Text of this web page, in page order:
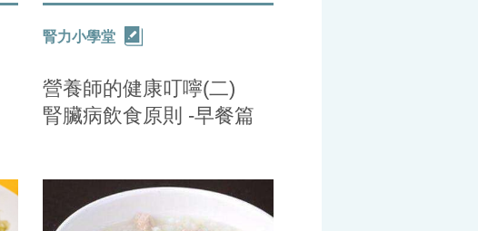
腎力小學堂
營養師的健康叮嚀(二)
腎臟病飲食原則 -早餐篇